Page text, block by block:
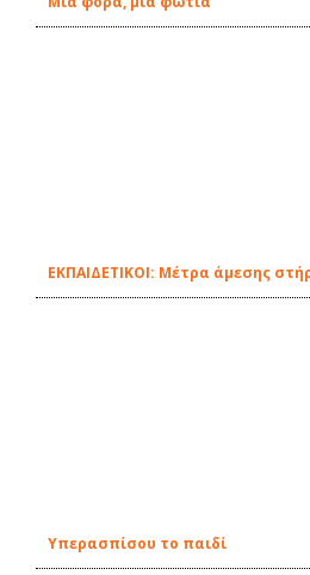
EΚΠΑΙΔΕΤΙΚΟΙ: Μέτρα άμεσης
Υπερασπίσου το παιδί